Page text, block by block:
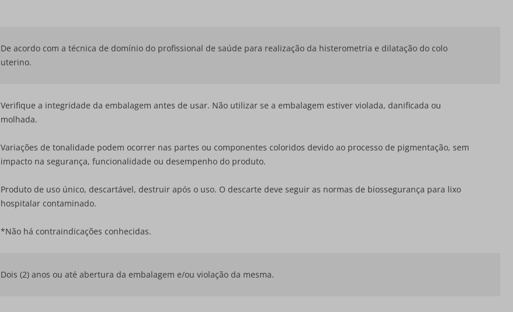
De acordo com a técnica de domínio do profissional de saúde para realização da histerometria e dilatação do colo
uterino.
Verifique a integridade da embalagem antes de usar. Não utilizar se a embalagem estiver violada, danificada ou
molhada.
Variações de tonalidade podem ocorrer nas partes ou componentes coloridos devido ao processo de pigmentação, sem
impacto na segurança, funcionalidade ou desempenho do produto.
Produto de uso único, descartável, destruir após o uso. O descarte deve seguir as normas de biossegurança para lixo
hospitalar contaminado.
*Não há contraindicações conhecidas.
Dois (2) anos ou até abertura da embalagem e/ou violação da mesma.